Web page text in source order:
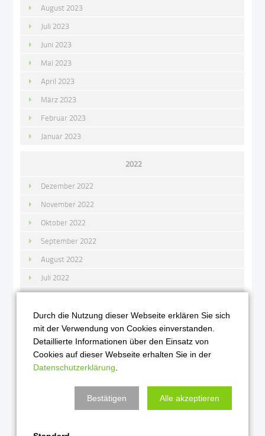
August 2023
Juli 2023
Juni 2023
Mai 2023
April 2023
März 2023
Februar 2023
Januar 2023
2022
Dezember 2022
November 2022
Oktober 2022
September 2022
August 2022
Juli 2022
Juni 2022
Mai 2022
April 2022
März 2022
Februar 2022
Januar 2022
Durch die Nutzung dieser Webseite erklären Sie sich
mit der Verwendung von Cookies einverstanden.
Detaillierte Informationen über den Einsatz von
Cookies auf dieser Webseite erhalten Sie in der
Datenschutzerklärung
Bestätigen Alle akzeptieren